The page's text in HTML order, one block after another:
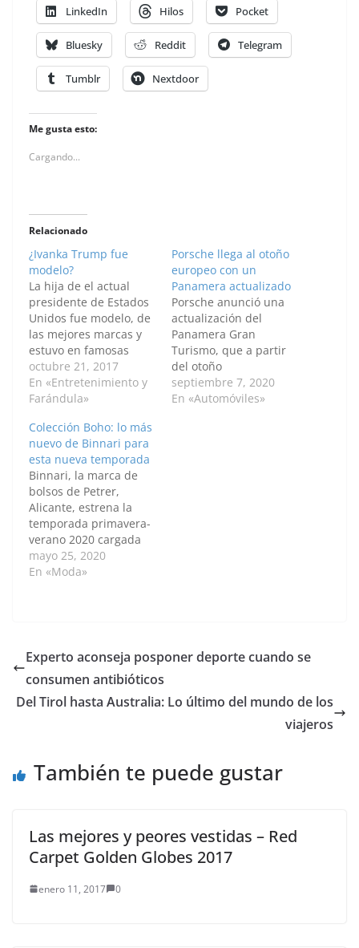
LinkedIn Hilos Pocket
Bluesky Reddit Telegram
Tumblr Nextdoor
Me gusta esto:
Cargando...
Relacionado
¿Ivanka Trump fue
modelo?
La hija de el actual
presidente de Estados
Unidos fue modelo, de
las mejores marcas y
estuvo en famosas
pasarelas. Veamos un
poco de su recorrido
en el mundo de la
sienta detrás del
escenario en la silla del
peluquero antes del
desfile de modas de…
octubre 21, 2017
En «Entretenimiento y
Farándula»
Porsche llega al otoño
europeo con un
Panamera actualizado
Porsche anunció una
actualización del
Panamera Gran
Turismo, que a partir
del otoño
(boreal) estará
disponible con un
septiembre 7, 2020
En «Automóviles»
Colección Boho: lo más
nuevo de Binnari para
esta nueva temporada
Binnari, la marca de
bolsos de Petrer,
Alicante, estrena la
temporada primavera-
verano 2020 cargada
de novedades para
todos los gustos y
transmiten un aire
fresco y novedoso. La
calidez que
desprenden los nuevos
mayo 25, 2020
En «Moda»
Experto aconseja posponer deporte cuando se
consumen antibióticos
Del Tirol hasta Australia: Lo último del mundo de los
viajeros
También te puede gustar
Las mejores y peores vestidas – Red
Carpet Golden Globes 2017
enero 11, 2017 0